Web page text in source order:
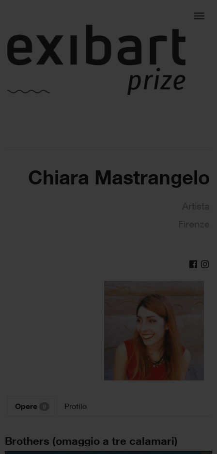
Chiara Mastrangelo
Opere Profilo
Brothers (omaggio a tre calamari)